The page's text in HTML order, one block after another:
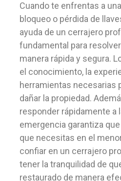
Cuando te enfrentas a
bloqueo o pérdida de
ayuda de un cerrajero
fundamental para
manera rápida y segura.
el conocimiento, la
herramientas necesarias
dañar la propiedad.
responder rápidamente a
emergencia garantiza
que necesitas en el
confiar en un cerrajero
tener la tranquilidad de
restaurado de manera